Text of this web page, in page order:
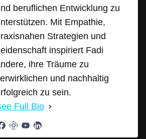
beruflichen Entwicklung zu
Mit Empathie,
Strategien und
inspiriert Fadi
ihre Träume zu
und nachhaltig
zu sein.
Full Bio